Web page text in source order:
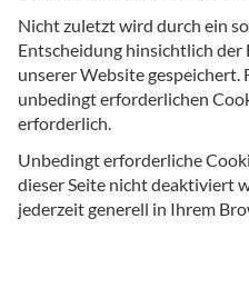
Nicht zuletzt wird durch ein
Entscheidung hinsichtlich
unserer Website gespeichert.
unbedingt erforderlichen
erforderlich.
Unbedingt erforderliche
dieser Seite nicht deaktiviert
jederzeit generell in Ihrem